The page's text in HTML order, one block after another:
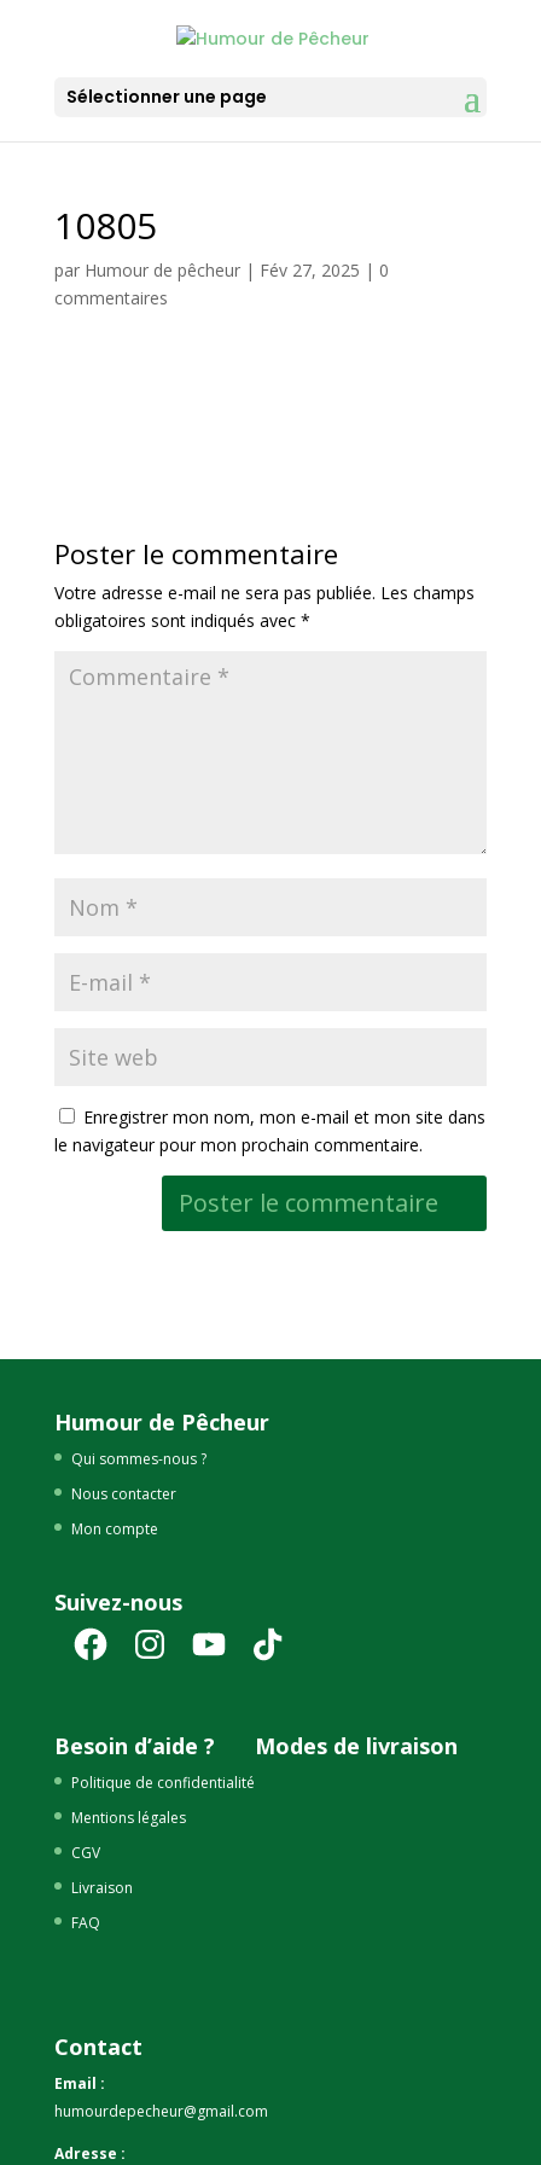
Sélectionner une page
10805
par Humour de pêcheur| Fév 27, 2025 | 0
commentaires
Poster le commentaire
Votre adresse e-mail ne sera pas publiée. Les champs
obligatoires sont indiqués avec *
Enregistrer mon nom, mon e-mail et mon site dans
le navigateur pour mon prochain commentaire.
Humour de Pêcheur
Qui sommes-nous ?
Nous contacter
Mon compte
Suivez-nous
FacebookInstagramYouTube TikTok
Besoin d’aide ?
Politique de confidentialité
Mentions légales
CGV
Livraison
FAQ
Modes de livraison
Contact
Email :
humourdepecheur@gmail.com
Adresse :